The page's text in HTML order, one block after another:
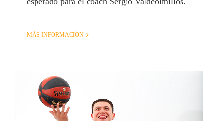
MÁS INFORMACIÓN